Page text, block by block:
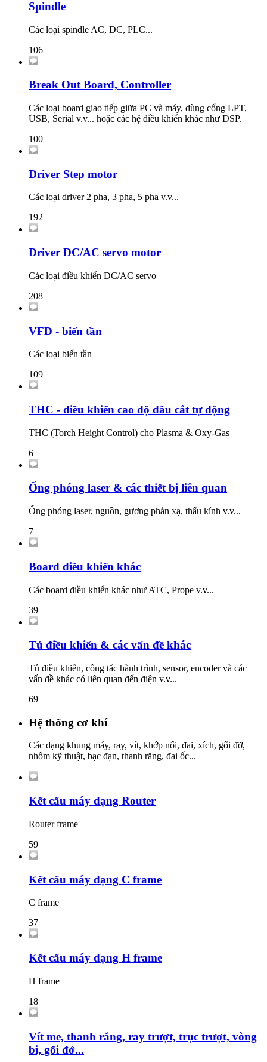
Spindle
Các loại spindle AC, DC, PLC...
106
Break Out Board, Controller
Các loại board giao tiếp giữa PC và máy, dùng cổng LPT,
USB, Serial v.v... hoặc các hệ điều khiển khác như DSP.
100
Driver Step motor
Các loại driver 2 pha, 3 pha, 5 pha v.v...
192
Driver DC/AC servo motor
Các loại điều khiển DC/AC servo
208
VFD - biến tần
Các loại biến tần
109
THC - điều khiển cao độ đầu cắt tự động
THC (Torch Height Control) cho Plasma & Oxy-Gas
6
Ống phóng laser & các thiết bị liên quan
Ống phóng laser, nguồn, gương phản xạ, thấu kính v.v...
7
Board điều khiển khác
Các board điều khiển khác như ATC, Prope v.v...
39
Tủ điều khiển & các vấn đề khác
Tủ điều khiển, công tắc hành trình, sensor, encoder và các
vấn đề khác có liên quan đến điện v.v...
69
Hệ thống cơ khí
Các dạng khung máy, ray, vít, khớp nối, đai, xích, gối đỡ,
nhôm kỹ thuật, bạc đạn, thanh răng, đai ốc...
Kết cấu máy dạng Router
Router frame
59
Kết cấu máy dạng C frame
C frame
37
Kết cấu máy dạng H frame
H frame
18
Vít me, thanh răng, ray trượt, trục trượt, vòng
bi, gối đở...